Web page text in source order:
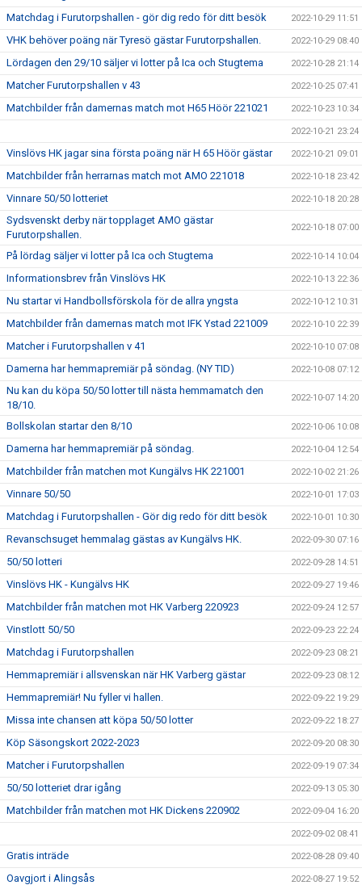
Matchdag i Furutorpshallen - gör dig redo för ditt besök 2022-10-29 11:51
VHK behöver poäng när Tyresö gästar Furutorpshallen. 2022-10-29 08:40
Lördagen den 29/10 säljer vi lotter på Ica och Stugtema 2022-10-28 21:14
Matcher Furutorpshallen v 43 2022-10-25 07:41
Matchbilder från damernas match mot H65 Höör 221021 2022-10-23 10:34
2022-10-21 23:24
Vinslövs HK jagar sina första poäng när H 65 Höör gästar 2022-10-21 09:01
Matchbilder från herrarnas match mot AMO 221018 2022-10-18 23:42
Vinnare 50/50 lotteriet 2022-10-18 20:28
Sydsvenskt derby när topplaget AMO gästar
Furutorpshallen.
2022-10-18 07:00
På lördag säljer vi lotter på Ica och Stugtema 2022-10-14 10:04
Informationsbrev från Vinslövs HK 2022-10-13 22:36
Nu startar vi Handbollsförskola för de allra yngsta 2022-10-12 10:31
Matchbilder från damernas match mot IFK Ystad 221009 2022-10-10 22:39
Matcher i Furutorpshallen v 41 2022-10-10 07:08
Damerna har hemmapremiär på söndag. (NY TID) 2022-10-08 07:12
Nu kan du köpa 50/50 lotter till nästa hemmamatch den
18/10.
2022-10-07 14:20
Bollskolan startar den 8/10 2022-10-06 10:08
Damerna har hemmapremiär på söndag. 2022-10-04 12:54
Matchbilder från matchen mot Kungälvs HK 221001 2022-10-02 21:26
Vinnare 50/50 2022-10-01 17:03
Matchdag i Furutorpshallen - Gör dig redo för ditt besök 2022-10-01 10:30
Revanschsuget hemmalag gästas av Kungälvs HK. 2022-09-30 07:16
50/50 lotteri 2022-09-28 14:51
Vinslövs HK - Kungälvs HK 2022-09-27 19:46
Matchbilder från matchen mot HK Varberg 220923 2022-09-24 12:57
Vinstlott 50/50 2022-09-23 22:24
Matchdag i Furutorpshallen 2022-09-23 08:21
Hemmapremiär i allsvenskan när HK Varberg gästar 2022-09-23 08:12
Hemmapremiär! Nu fyller vi hallen. 2022-09-22 19:29
Missa inte chansen att köpa 50/50 lotter 2022-09-22 18:27
Köp Säsongskort 2022-2023 2022-09-20 08:30
Matcher i Furutorpshallen 2022-09-19 07:34
50/50 lotteriet drar igång 2022-09-13 05:30
Matchbilder från matchen mot HK Dickens 220902 2022-09-04 16:20
2022-09-02 08:41
Gratis inträde 2022-08-28 09:40
Oavgjort i Alingsås 2022-08-27 19:52